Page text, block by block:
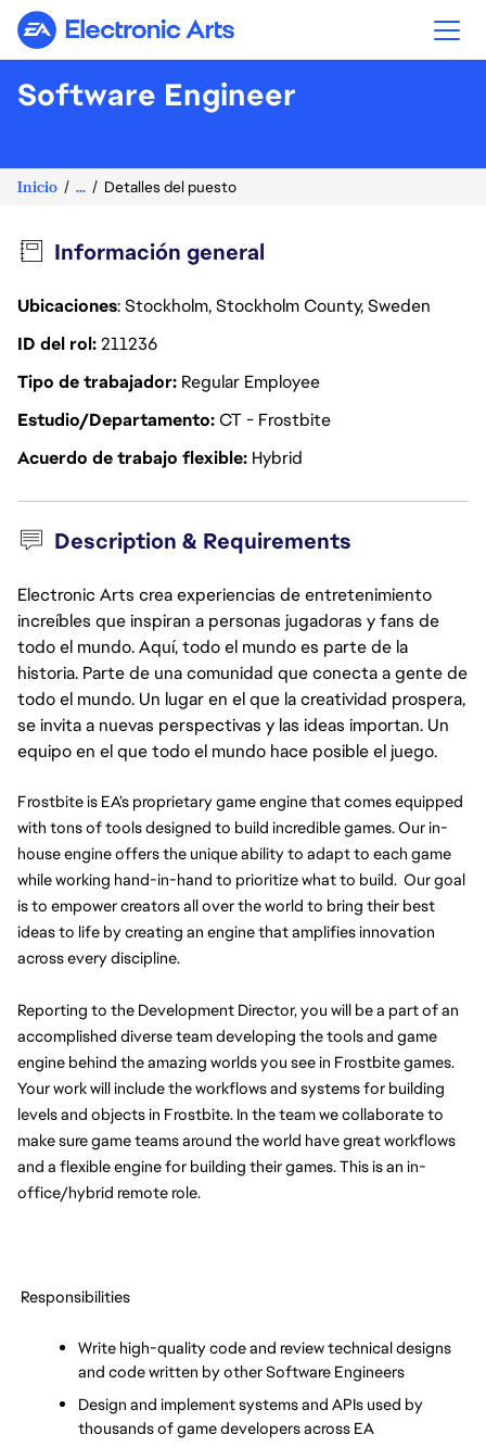
Electronic Arts
Software Engineer
Inicio ... Detalles del puesto
Información general
Ubicaciones: Stockholm, Stockholm County, Sweden
ID del rol211236
Tipo de trabajador Regular Employee
Estudio/DepartamentoCT - Frostbite
Acuerdo de trabajo flexible Hybrid
Description & Requirements
Electronic Arts crea experiencias de entretenimiento
increíbles que inspiran a personas jugadoras y fans de
todo el mundo. Aquí, todo el mundo es parte de la
historia. Parte de una comunidad que conecta a gente de
todo el mundo. Un lugar en el que la creatividad prospera,
se invita a nuevas perspectivas y las ideas importan. Un
equipo en el que todo el mundo hace posible el juego.
Frostbite is EA’s proprietary game engine that comes equipped
with tons of tools designed to build incredible games. Our in-
house engine offers the unique ability to adapt to each game
while working hand-in-hand to prioritize what to build.  Our goal
is to empower creators all over the world to bring their best
ideas to life by creating an engine that amplifies innovation
across every discipline.
Reporting to the Development Director, you will be a part of an
accomplished diverse team developing the tools and game
engine behind the amazing worlds you see in Frostbite games.
Your work will include the workflows and systems for building
levels and objects in Frostbite. In the team we collaborate to
make sure game teams around the world have great workflows
and a flexible engine for building their games. This is an in-
office/hybrid remote role.
Responsibilities
Write high-quality code and review technical designs
and code written by other Software Engineers
Design and implement systems and APIs used by
thousands of game developers across EA